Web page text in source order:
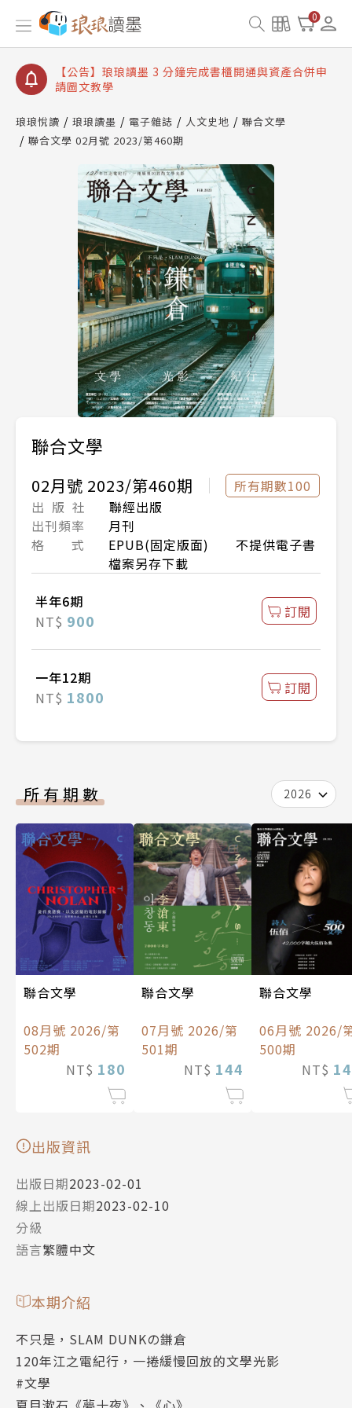
0
【公告】琅琅讀墨數位閱讀資產合併與書櫃開通申請
【公告】琅琅讀墨書櫃開通常見問題
【公告】琅琅讀墨 3 分鐘完成書櫃開通與資產合併申
請圖文教學
查詢
【公告】琅琅讀墨數位閱讀資產合併與書櫃開通申請
琅琅悅讀 琅琅讀墨 電子雜誌 人文史地
聯合文學
聯合文學 02月號 2023/第460期
聯合文學
02月號 2023/第460期
所有期數100
出 版 社
聯經出版
出刊頻率
月刊
格 式
EPUB(固定版面) 不提供電子書
檔案另存下載
半年6期
NT$ 900 訂閱
一年12期
NT$ 1800 訂閱
所有期數 2026
聯合文學
08月號 2026/第
502期
NT$ 180
聯合文學
07月號 2026/第
501期
NT$ 144
聯合文學
06月號 2026/
500期
NT$
出版資訊
出版日期2023-02-01
線上出版日期2023-02-10
分級
語言繁體中文
本期介紹
不只是，SLAM DUNKの鎌倉
120年江之電紀行，一捲緩慢回放的文學光影
#文學